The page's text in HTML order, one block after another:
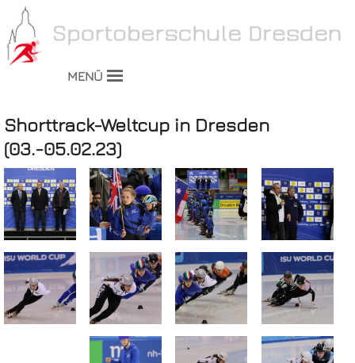
MENÜ
Shorttrack-Weltcup in Dresden
(03.-05.02.23)